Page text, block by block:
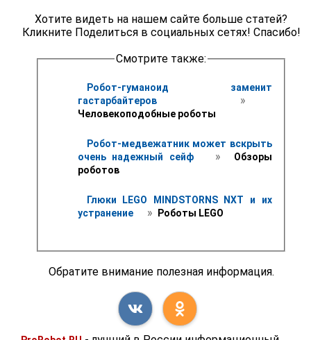
Хотите видеть на нашем сайте больше статей?
Кликните Поделиться в социальных сетях! Спасибо!
Смотрите также:
Робот-гуманоид заменит
гастарбайтеров
»
Человекоподобные роботы
Робот-медвежатник может вскрыть
очень надежный сейф
»
Обзоры
роботов
Глюки LEGO MINDSTORNS NXT и их
устранение
» Роботы LEGO
Обратите внимание полезная информация.